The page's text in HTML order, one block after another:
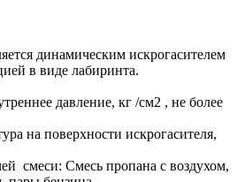
динамическим искрогасителем
в виде лабиринта.
давление, кг /см2 , не более
на поверхности искрогасителя,
смеси: Смесь пропана с воздухом,